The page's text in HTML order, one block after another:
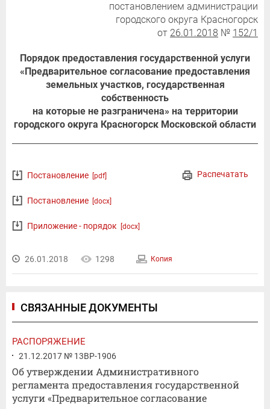
постановлением администрации
городского округа Красногорск
от 26.01.2018 № 152/1
Порядок предоставления государственной услуги
«Предварительное согласование предоставления
земельных участков, государственная
собственность
на которые не разграничена» на территории
городского округа Красногорск Московской области
Распечатать
Постановление [pdf]
Постановление [docx]
Приложение - порядок [docx]
26.01.2018 1298 Копия
СВЯЗАННЫЕ ДОКУМЕНТЫ
РАСПОРЯЖЕНИЕ
21.12.2017 № 13ВР-1906
Об утверждении Административного
регламента предоставления государственной
услуги «Предварительное согласование